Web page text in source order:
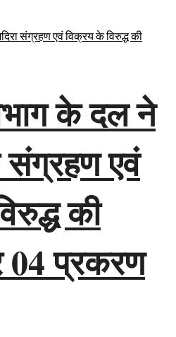
के दल ने
संग्रहण एवं
की
04 प्रकरण